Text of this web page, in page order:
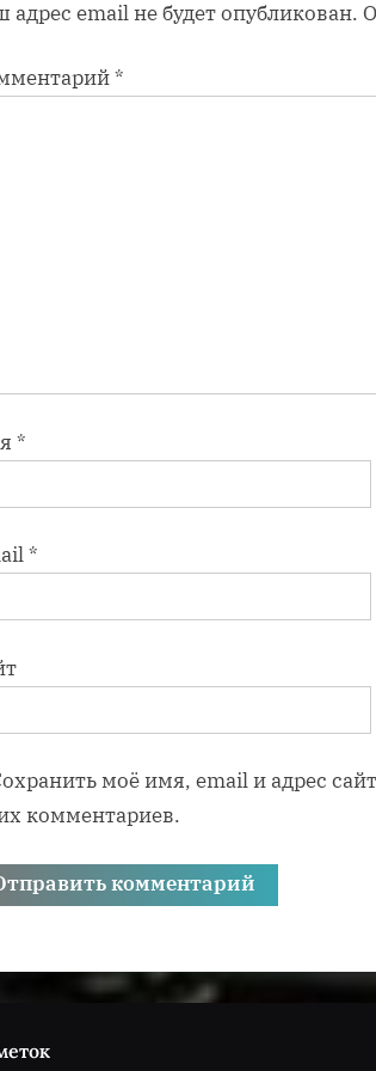
адрес email не будет опубликован.
*
*
*
моё имя, email и адрес
комментариев.